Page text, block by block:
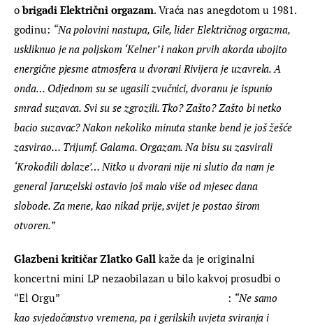
o brigadi Električni orgazam. Vraća nas anegdotom u 1981.
godinu: “Na polovini nastupa, Gile, lider Električnog orgazma,
uskliknuo je na poljskom ‘Kelner’ i nakon prvih akorda ubojito
energične pjesme atmosfera u dvorani Rivijera je uzavrela. A
onda… Odjednom su se ugasili zvučnici, dvoranu je ispunio
smrad suzavca. Svi su se zgrozili. Tko? Zašto? Zašto bi netko
bacio suzavac? Nakon nekoliko minuta stanke bend je još žešće
zasvirao… Trijumf. Galama. Orgazam. Na bisu su zasvirali
‘Krokodili dolaze’… Nitko u dvorani nije ni slutio da nam je
general Jaruzelski ostavio još malo više od mjesec dana
slobode. Za mene, kao nikad prije, svijet je postao širom
otvoren.”
Glazbeni kritičar Zlatko Gall kaže da je originalni
koncertni mini LP nezaobilazan u bilo kakvoj prosudbi o
“El Orgu”                                                             : “Ne samo
kao svjedočanstvo vremena, pa i gerilskih uvjeta sviranja i